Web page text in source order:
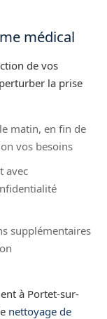
médical
de vos
la prise
matin, en fin de
vos besoins
avec
supplémentaires
à Portet-sur-
nettoyage de